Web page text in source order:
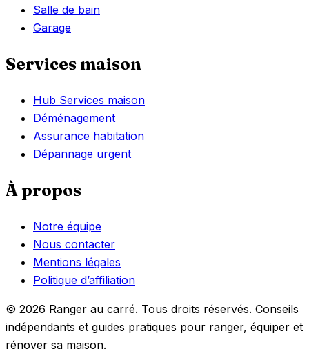
Salle de bain
Garage
Services maison
Hub Services maison
Déménagement
Assurance habitation
Dépannage urgent
À propos
Notre équipe
Nous contacter
Mentions légales
Politique d’affiliation
© 2026 Ranger au carré. Tous droits réservés. Conseils
indépendants et guides pratiques pour ranger, équiper et
rénover sa maison.